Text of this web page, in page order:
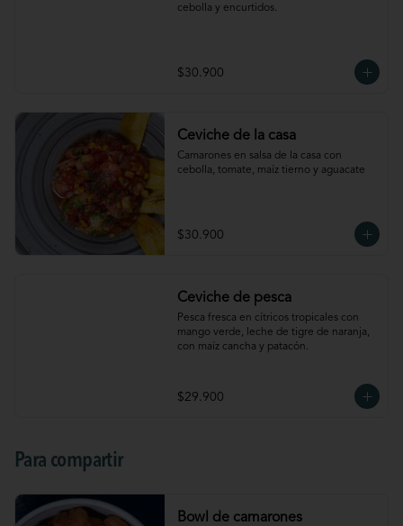
cebolla y encurtidos.
$30.900
Ceviche de la casa
Camarones en salsa de la casa con
cebolla, tomate, maíz tierno y aguacate
$30.900
Ceviche de pesca
Pesca fresca en cítricos tropicales con
mango verde, leche de tigre de naranja,
con maíz cancha y patacón.
$29.900
Para compartir
Bowl de camarones